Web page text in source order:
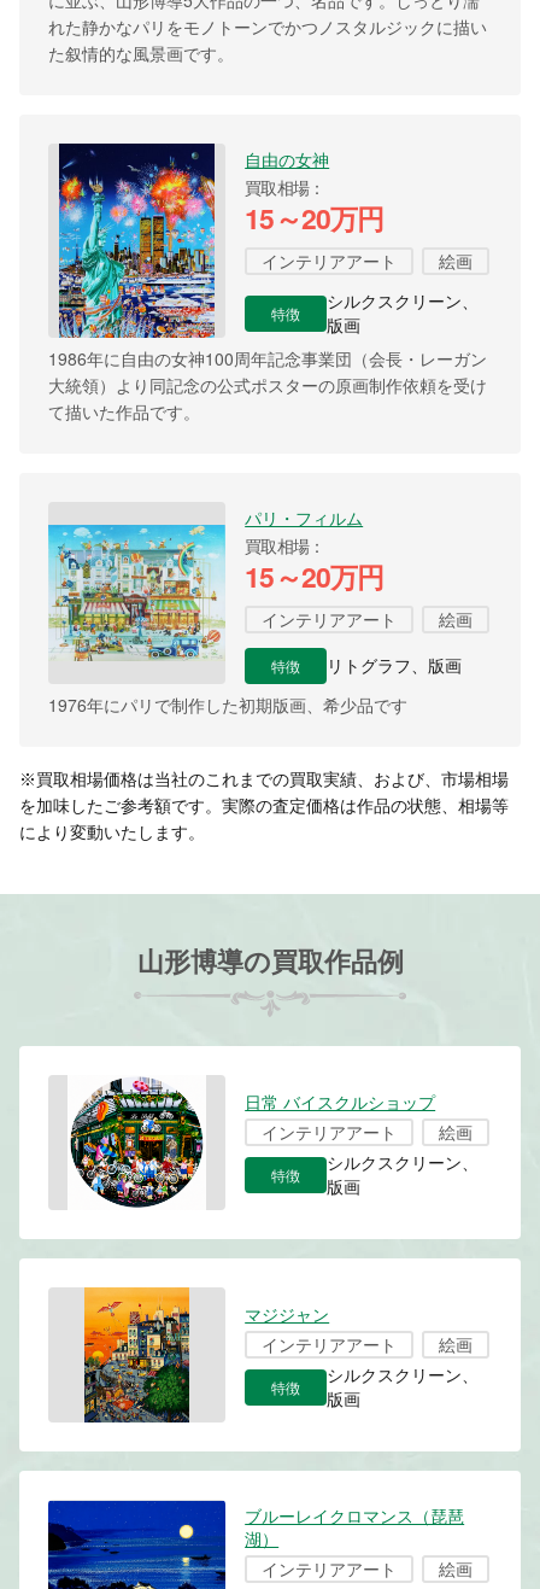
れた静かなパリをモノトーンでかつノスタルジックに描い
た叙情的な風景画です。
自由の女神
買取相場
15～20万円
インテリアアート 絵画
特徴
シルクスクリーン、
版画
1986年に自由の女神100周年記念事業団（会長・レーガン
大統領）より同記念の公式ポスターの原画制作依頼を受け
て描いた作品です。
パリ・フィルム
買取相場
15～20万円
インテリアアート 絵画
特徴 リトグラフ、版画
1976年にパリで制作した初期版画、希少品です
※買取相場価格は当社のこれまでの買取実績、および、市場相場
を加味したご参考額です。実際の査定価格は作品の状態、相場等
により変動いたします。
山形博導の買取作品例
日常 バイスクルショップ
インテリアアート
絵画
特徴
シルクスクリーン、
版画
マジジャン
インテリアアート
絵画
特徴
シルクスクリーン、
版画
ブルーレイクロマンス（琵琶
湖）
インテリアアート
絵画